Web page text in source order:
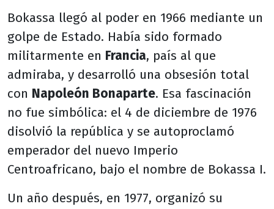
Bokassa llegó al poder en 1966 mediante un
golpe de Estado. Había sido formado
militarmente en Francia, país al que
admiraba, y desarrolló una obsesión total
con Napoleón Bonaparte. Esa fascinación
no fue simbólica: el 4 de diciembre de 1976
disolvió la república y se autoproclamó
emperador del nuevo Imperio
Centroafricano, bajo el nombre de Bokassa I.
Un año después, en 1977, organizó su